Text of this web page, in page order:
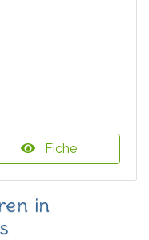
Fiche
in